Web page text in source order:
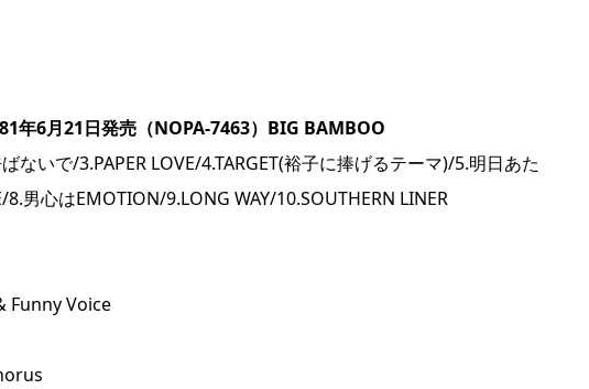
年6月21日発売（NOPA-7463）BIG BAMBOO
ないで/3.PAPER LOVE/4.TARGET(裕子に捧げるテーマ)/5.明日あた
男心はEMOTION/9.LONG WAY/10.SOUTHERN LINER
Funny Voice